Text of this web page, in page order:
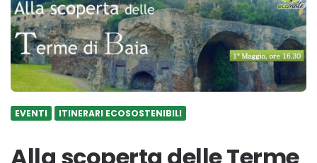
EVENTI ITINERARI ECOSOSTENIBILI